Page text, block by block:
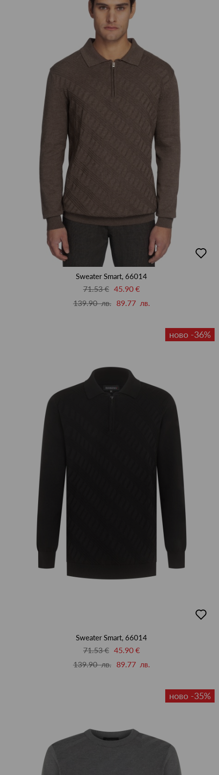
в
Sweater Smart, 66014
71.53 € 45.90 €
139.90 лв.
89.77 лв.
ново -36%
в
Sweater Smart, 66014
71.53 € 45.90 €
139.90 лв.
89.77 лв.
ново -35%